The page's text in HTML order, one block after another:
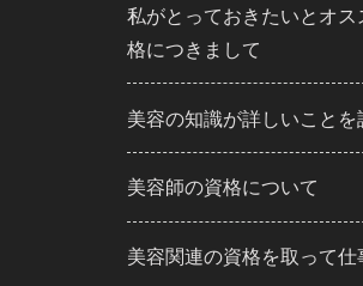
私がとっておきたいとオ
格につきまして
美容の知識が詳しいこと
美容師の資格について
美容関連の資格を取って仕